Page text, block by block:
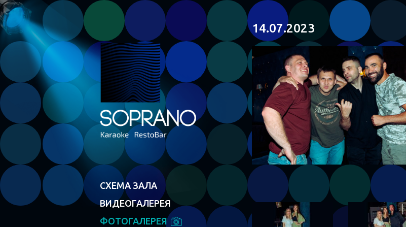
СХЕМА ЗАЛА
ВИДЕОГАЛЕРЕЯ
ФОТОГАЛЕРЕЯ
14.07.2023